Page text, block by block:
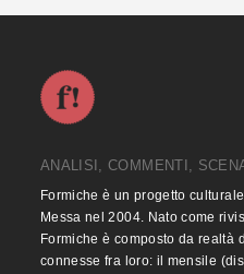
ANALISI, COMMENTI,
Formiche è un progetto
Messa nel 2004. Nato come
Formiche è composto da realtà
connesse fra loro: il mensile